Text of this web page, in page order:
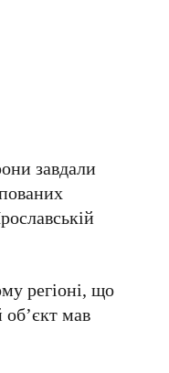
завдали
регіоні, що
об’єкт мав